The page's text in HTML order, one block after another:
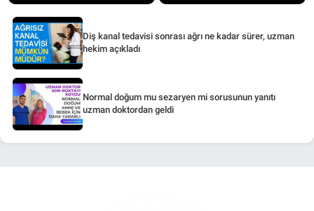
Diş kanal tedavisi sonrası ağrı ne kadar sürer, uzman
hekim açıkladı
Normal doğum mu sezaryen mi sorusunun yanıtı
uzman doktordan geldi